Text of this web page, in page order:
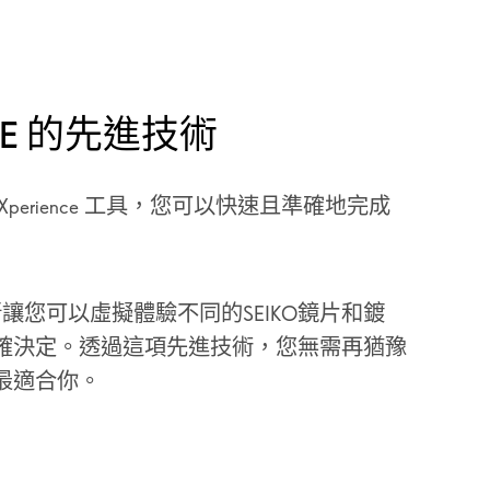
的先進技術
工具，您可以快速且準確地完成
您可以虛擬體驗不同的SEIKO鏡片和鍍
決定。透過這項先進技術，您無需再猶豫
適合你。